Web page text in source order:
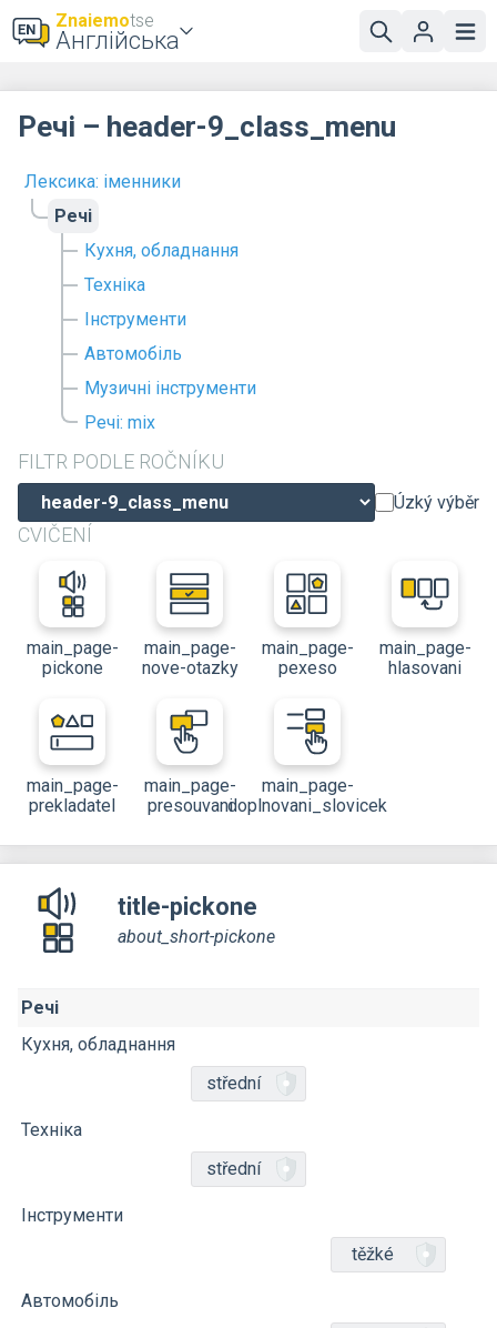
Znaiemotse
Англійська
Лексика: іменники
Речі
Кухня, обладнання
Техніка
Інструменти
Автомобіль
Музичні інструменти
Речі: mix
FILTR PODLE ROČNÍKU
Úzký výběr
CVIČENÍ
main_page-
pickone
main_page-
nove-otazky
main_page-
pexeso
main_page-
hlasovani
main_page-
prekladatel
main_page-
presouvani
main_page-
doplnovani_slovicek
Речі – header-9_class_menu
title-pickone
about_short-pickone
Речі
Кухня, обладнання
střední
Техніка
střední
Інструменти
těžké
Автомобіль